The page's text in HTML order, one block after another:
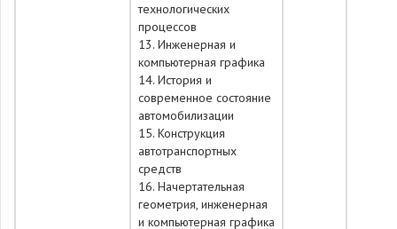
технологических
процессов
13. Инженерная и
компьютерная графика
14. История и
современное состояние
автомобилизации
15. Конструкция
автотранспортных
средств
16. Начертательная
геометрия, инженерная
и компьютерная графика